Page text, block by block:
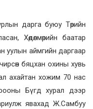
дарга буюу Төрийн
Хөдөлмөрийн баатар
уулын аймгийн даргаар
бяцхан охины хувь
ахайтан хожим 70 нас
Бүгд хурал дээр
явахад Ж.Самбуу